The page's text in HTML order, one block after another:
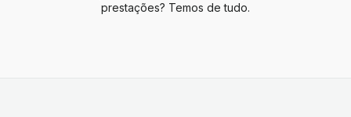
prestações? Temos de tudo.